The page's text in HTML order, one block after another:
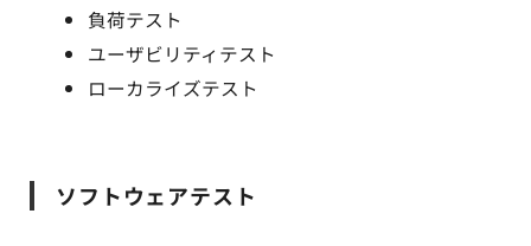
負荷テスト
ユーザビリティテスト
ローカライズテスト
ソフトウェアテスト